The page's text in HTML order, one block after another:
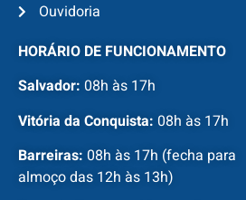
Ouvidoria
HORÁRIO DE FUNCIONAMENTO
Salvador: 08h às 17h
Vitória da Conquista: 08h às 17h
Barreiras: 08h às 17h (fecha para
almoço das 12h às 13h)